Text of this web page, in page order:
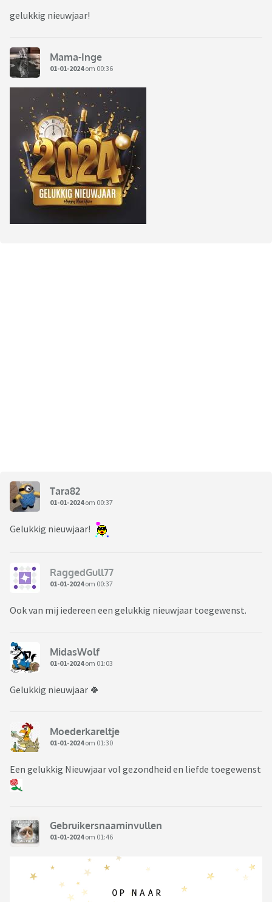
gelukkig nieuwjaar!
Mama-Inge
01-01-2024om 00:36
Tara82
01-01-2024om 00:37
Gelukkig nieuwjaar!
RaggedGull77
01-01-2024om 00:37
Ook van mij iedereen een gelukkig nieuwjaar toegewenst.
MidasWolf
01-01-2024om 01:03
Gelukkig nieuwjaar 🍀
Moederkareltje
01-01-2024om 01:30
Een gelukkig Nieuwjaar vol gezondheid en liefde toegewenst
Gebruikersnaaminvullen
01-01-2024om 01:46